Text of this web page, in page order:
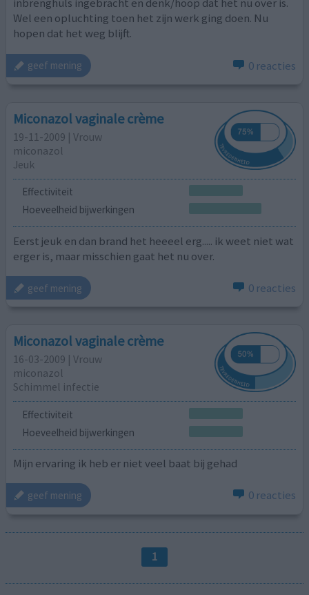
Wel een opluchting toen het zijn werk ging doen. Nu
hopen dat het weg blijft.
geef mening 0 reacties
Miconazol vaginale crème
19-11-2009 | Vrouw
miconazol
Jeuk
Effectiviteit
Hoeveelheid bijwerkingen
Eerst jeuk en dan brand het heeeel erg..... ik weet niet wat
erger is, maar misschien gaat het nu over.
geef mening 0 reacties
Miconazol vaginale crème
16-03-2009 | Vrouw
miconazol
Schimmel infectie
Effectiviteit
Hoeveelheid bijwerkingen
Mijn ervaring ik heb er niet veel baat bij gehad
geef mening 0 reacties
1